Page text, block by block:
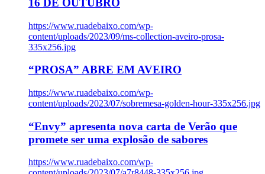
16 DE OUTUBRO
https://www.ruadebaixo.com/wp-
content/uploads/2023/09/ms-collection-aveiro-prosa-
335x256.jpg
“PROSA” ABRE EM AVEIRO
https://www.ruadebaixo.com/wp-
content/uploads/2023/07/sobremesa-golden-hour-335x256.jpg
“Envy” apresenta nova carta de Verão que
promete ser uma explosão de sabores
https://www.ruadebaixo.com/wp-